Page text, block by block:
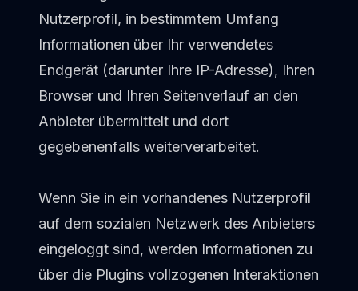
Nutzerprofil, in bestimmtem Umfang
Informationen über Ihr verwendetes
Endgerät (darunter Ihre IP-Adresse), Ihren
Browser und Ihren Seitenverlauf an den
Anbieter übermittelt und dort
gegebenenfalls weiterverarbeitet.
Wenn Sie in ein vorhandenes Nutzerprofil
auf dem sozialen Netzwerk des Anbieters
eingeloggt sind, werden Informationen zu
über die Plugins vollzogenen Interaktionen